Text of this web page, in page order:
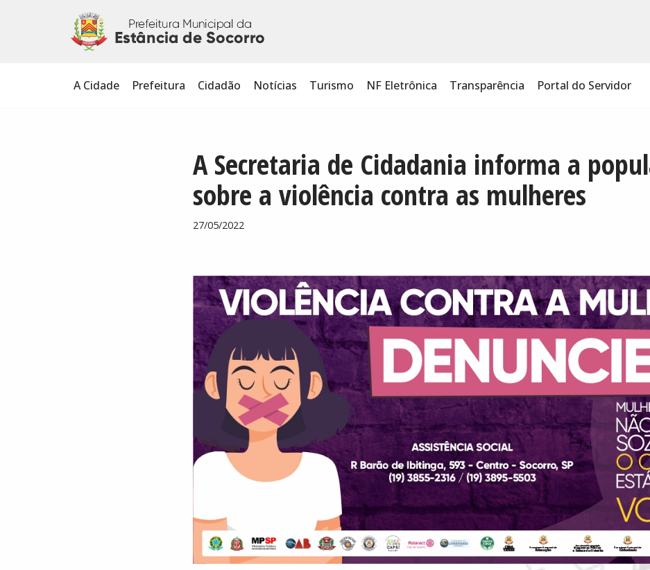
A Cidade Prefeitura Cidadão Notícias Turismo NF Eletrônica Transparência Portal do Servidor
A Secretaria de Cidadania informa a
sobre a violência contra as mulheres
27/05/2022